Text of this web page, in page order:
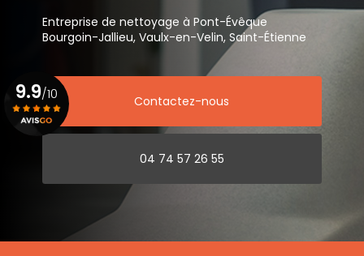
Entreprise de nettoyage à Pont-Évêque
Bourgoin-Jallieu, Vaulx-en-Velin, Saint-Étienne
Contactez-nous
04 74 57 26 55
9.9/10